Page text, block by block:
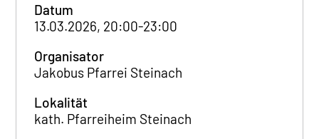
Datum
13.03.2026, 20:00-23:00
Organisator
Jakobus Pfarrei Steinach
Lokalität
kath. Pfarreiheim Steinach